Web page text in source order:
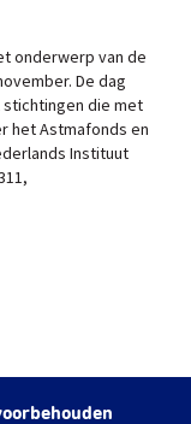
onderwerp van de
De dag
die met
het Astmafonds en
Instituut